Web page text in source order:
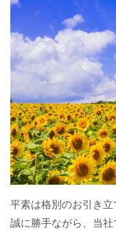
平素は格別のお引き立
誠に勝手ながら、当